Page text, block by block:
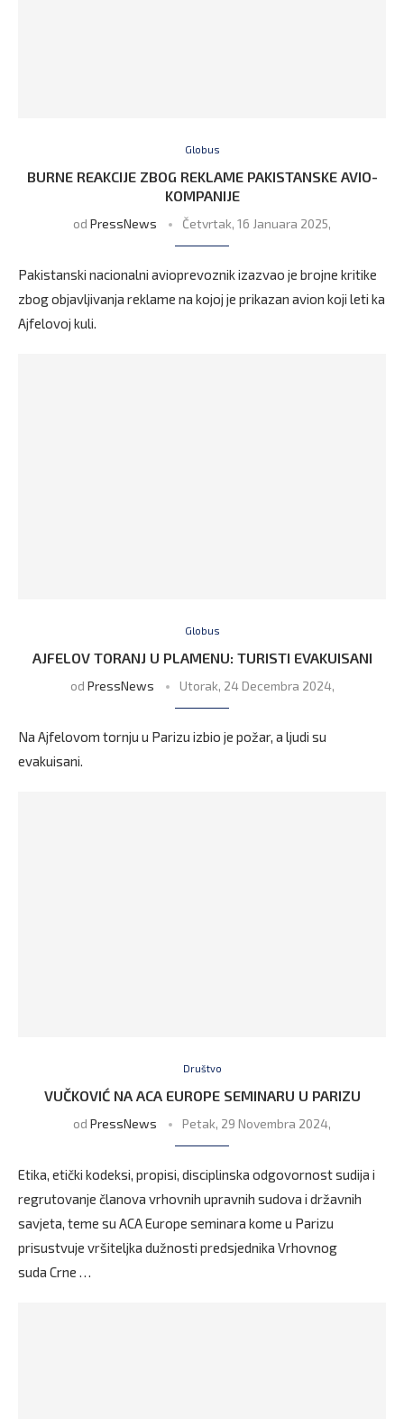
Globus
BURNE REAKCIJE ZBOG REKLAME PAKISTANSKE AVIO-
KOMPANIJE
od PressNews Četvrtak, 16 Januara 2025,
Pakistanski nacionalni avioprevoznik izazvao je brojne kritike
zbog objavljivanja reklame na kojoj je prikazan avion koji leti ka
Ajfelovoj kuli.
Globus
AJFELOV TORANJ U PLAMENU: TURISTI EVAKUISANI
od PressNews Utorak, 24 Decembra 2024,
Na Ajfelovom tornju u Parizu izbio je požar, a ljudi su
evakuisani.
Društvo
VUČKOVIĆ NA ACA EUROPE SEMINARU U PARIZU
od PressNews Petak, 29 Novembra 2024,
Etika, etički kodeksi, propisi, disciplinska odgovornost sudija i
regrutovanje članova vrhovnih upravnih sudova i državnih
savjeta, teme su ACA Europe seminara kome u Parizu
prisustvuje vršiteljka dužnosti predsjednika Vrhovnog
suda Crne …